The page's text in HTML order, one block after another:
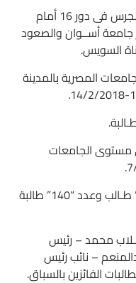
* شـارك فريق جامعة أســوان لكرة الجرس فى دور 16 أمام
أســوان والصعود
المصرية بالمدينة
مستوى الجامعات
* بمشاركة عدد “360” طـالب وعدد “140” طالبة
محمد – رئيس
– نائب رئيس
الفائزين بالسباق.